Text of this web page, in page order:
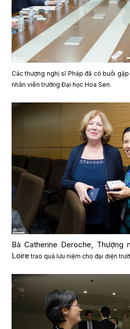
Các thượng nghị sĩ Pháp đã có buổi
nhân viên trường Đại học Hoa Sen.
Bà Catherine Deroche, Thượng
Loire trao quà lưu niệm cho đại diện